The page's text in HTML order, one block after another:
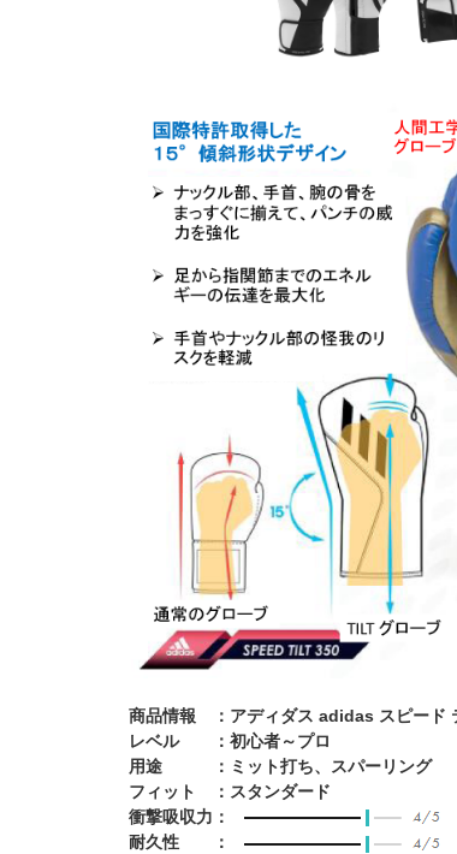
商品情報 ：アディダス adidas スピード
レベル ：初心者～プロ
用途 ：ミット打ち、スパーリング
フィット ：スタンダード
衝撃吸収力：
耐久性 ：